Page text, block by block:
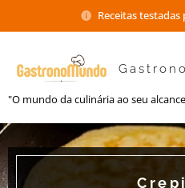
Receitas
"O mundo da culinária ao seu